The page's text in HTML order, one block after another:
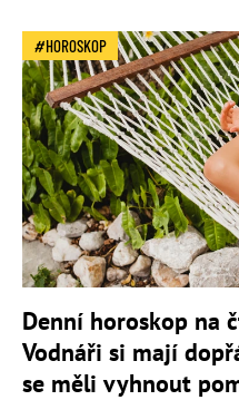
HOROSKOP
Denní horoskop na
Vodnáři si mají
se měli vyhnout